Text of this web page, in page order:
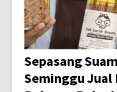
Sepasang
Seminggu Jual